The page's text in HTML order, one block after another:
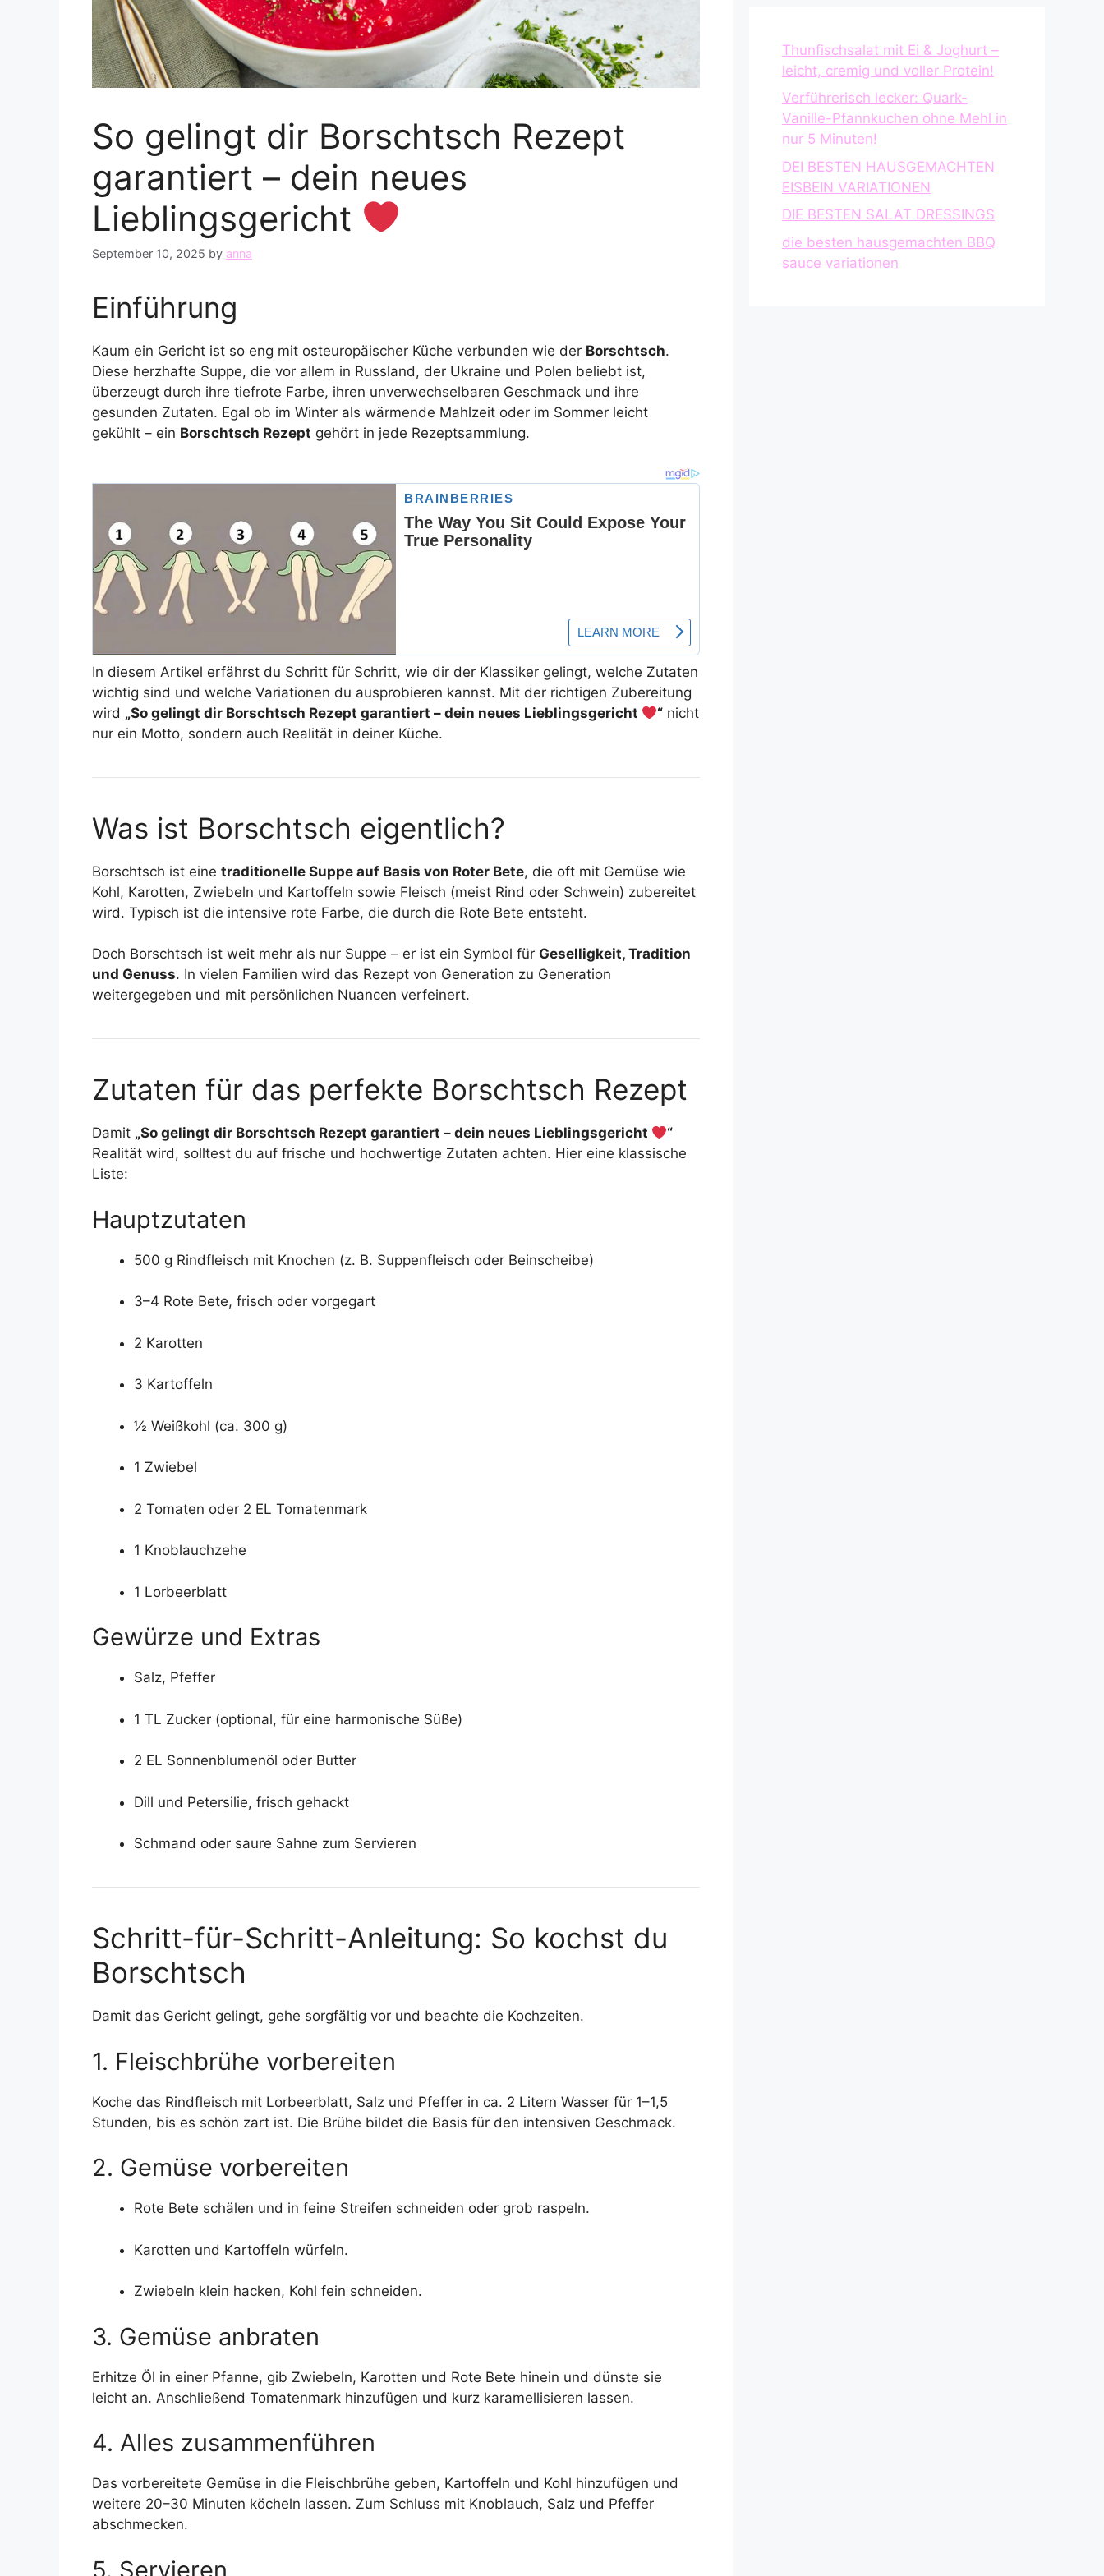
So gelingt dir Borschtsch Rezept
garantiert – dein neues
Lieblingsgericht
September 10, 2025 by anna
Einführung
Kaum ein Gericht ist so eng mit osteuropäischer Küche verbunden wie der Borschtsch.
Diese herzhafte Suppe, die vor allem in Russland, der Ukraine und Polen beliebt ist,
überzeugt durch ihre tiefrote Farbe, ihren unverwechselbaren Geschmack und ihre
gesunden Zutaten. Egal ob im Winter als wärmende Mahlzeit oder im Sommer leicht
gekühlt – ein Borschtsch Rezept gehört in jede Rezeptsammlung.
In diesem Artikel erfährst du Schritt für Schritt, wie dir der Klassiker gelingt, welche Zutaten
wichtig sind und welche Variationen du ausprobieren kannst. Mit der richtigen Zubereitung
wird „So gelingt dir Borschtsch Rezept garantiert – dein neues Lieblingsgericht “ nicht
nur ein Motto, sondern auch Realität in deiner Küche.
Was ist Borschtsch eigentlich?
Borschtsch ist eine traditionelle Suppe auf Basis von Roter Bete, die oft mit Gemüse wie
Kohl, Karotten, Zwiebeln und Kartoffeln sowie Fleisch (meist Rind oder Schwein) zubereitet
wird. Typisch ist die intensive rote Farbe, die durch die Rote Bete entsteht.
Doch Borschtsch ist weit mehr als nur Suppe – er ist ein Symbol für Geselligkeit, Tradition
und Genuss. In vielen Familien wird das Rezept von Generation zu Generation
weitergegeben und mit persönlichen Nuancen verfeinert.
Zutaten für das perfekte Borschtsch Rezept
Damit „So gelingt dir Borschtsch Rezept garantiert – dein neues Lieblingsgericht
“
Realität wird, solltest du auf frische und hochwertige Zutaten achten. Hier eine klassische
Liste:
Hauptzutaten
500 g Rindfleisch mit Knochen (z. B. Suppenfleisch oder Beinscheibe)
3–4 Rote Bete, frisch oder vorgegart
2 Karotten
3 Kartoffeln
½ Weißkohl (ca. 300 g)
1 Zwiebel
2 Tomaten oder 2 EL Tomatenmark
1 Knoblauchzehe
1 Lorbeerblatt
Gewürze und Extras
Salz, Pfeffer
1 TL Zucker (optional, für eine harmonische Süße)
2 EL Sonnenblumenöl oder Butter
Dill und Petersilie, frisch gehackt
Schmand oder saure Sahne zum Servieren
Schritt-für-Schritt-Anleitung: So kochst du
Borschtsch
Damit das Gericht gelingt, gehe sorgfältig vor und beachte die Kochzeiten.
1. Fleischbrühe vorbereiten
Koche das Rindfleisch mit Lorbeerblatt, Salz und Pfeffer in ca. 2 Litern Wasser für 1–1,5
Stunden, bis es schön zart ist. Die Brühe bildet die Basis für den intensiven Geschmack.
2. Gemüse vorbereiten
Rote Bete schälen und in feine Streifen schneiden oder grob raspeln.
Karotten und Kartoffeln würfeln.
Zwiebeln klein hacken, Kohl fein schneiden.
3. Gemüse anbraten
Erhitze Öl in einer Pfanne, gib Zwiebeln, Karotten und Rote Bete hinein und dünste sie
leicht an. Anschließend Tomatenmark hinzufügen und kurz karamellisieren lassen.
4. Alles zusammenführen
Das vorbereitete Gemüse in die Fleischbrühe geben, Kartoffeln und Kohl hinzufügen und
weitere 20–30 Minuten köcheln lassen. Zum Schluss mit Knoblauch, Salz und Pfeffer
abschmecken.
5. Servieren
Thunfischsalat mit Ei & Joghurt –
leicht, cremig und voller Protein!
Verführerisch lecker: Quark-
Vanille-Pfannkuchen ohne Mehl in
nur 5 Minuten!
DEI BESTEN HAUSGEMACHTEN
EISBEIN VARIATIONEN
DIE BESTEN SALAT DRESSINGS
die besten hausgemachten BBQ
sauce variationen